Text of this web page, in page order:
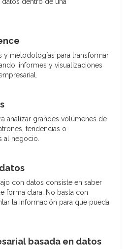
dentro de una
y metodologías para transformar
informes y visualizaciones
analizar grandes volúmenes de
tendencias o
al negocio.
con datos consiste en saber
forma clara. No basta con
la información para que pueda
basada en datos